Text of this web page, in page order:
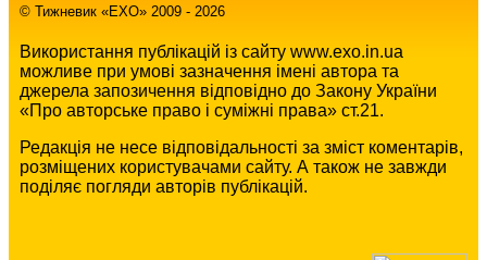
© Тижневик «EХO» 2009 - 2026
Використання публікацій із сайту www.exo.in.ua
можливе при умові зазначення імені автора та
джерела запозичення відповідно до Закону України
«Про авторське право і суміжні права» ст.21.
Редакція не несе відповідальності за зміст коментарів,
розміщених користувачами сайту. А також не завжди
поділяє погляди авторів публікацій.